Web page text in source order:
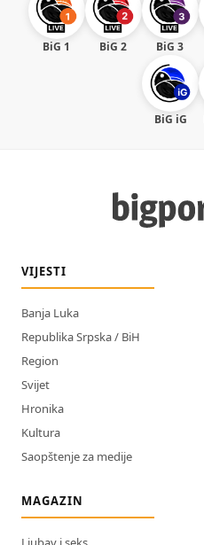
BiG 1 BiG 2 BiG 3
BiG iG
VIJESTI
Banja Luka
Republika Srpska / BiH
Region
Svijet
Hronika
Kultura
Saopštenje za medije
MAGAZIN